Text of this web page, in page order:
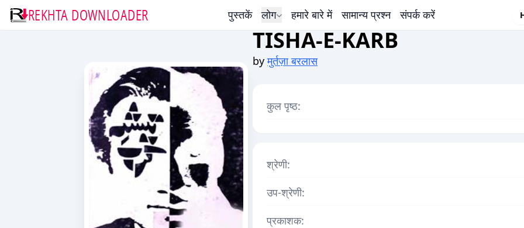
REKHTA DOWNLOADER पुस्तकें लोग हमारे बारे में सामान्य प्रश्न संपर्क करें
TISHA-E-KARB
byमुर्तज़ा बरलास
कुल पृष्ठ:
श्रेणी:
उप-श्रेणी:
प्रकाशक: